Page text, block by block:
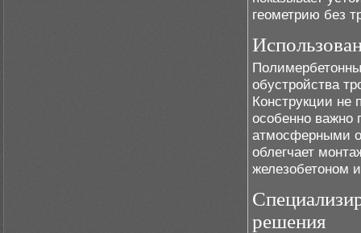
геометрию без
обустройства
Конструкции не
особенно важно
атмосферными
облегчает
железобетоном
решения